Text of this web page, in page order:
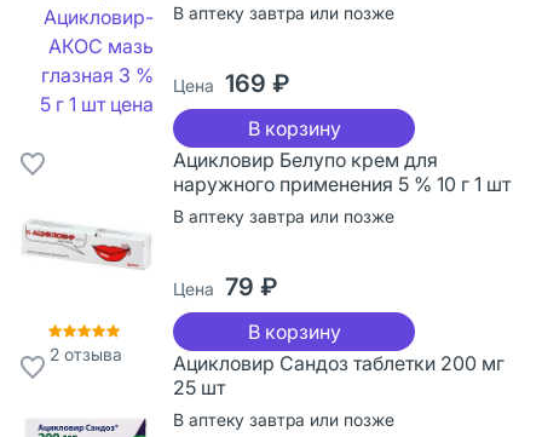
В аптеку завтра или позже
Цена 169 ₽
В корзину
2 отзыва
Ацикловир Белупо крем для
наружного применения 5 % 10 г 1 шт
В аптеку завтра или позже
Цена 79 ₽
В корзину
Ацикловир Сандоз таблетки 200 мг
25 шт
В аптеку завтра или позже